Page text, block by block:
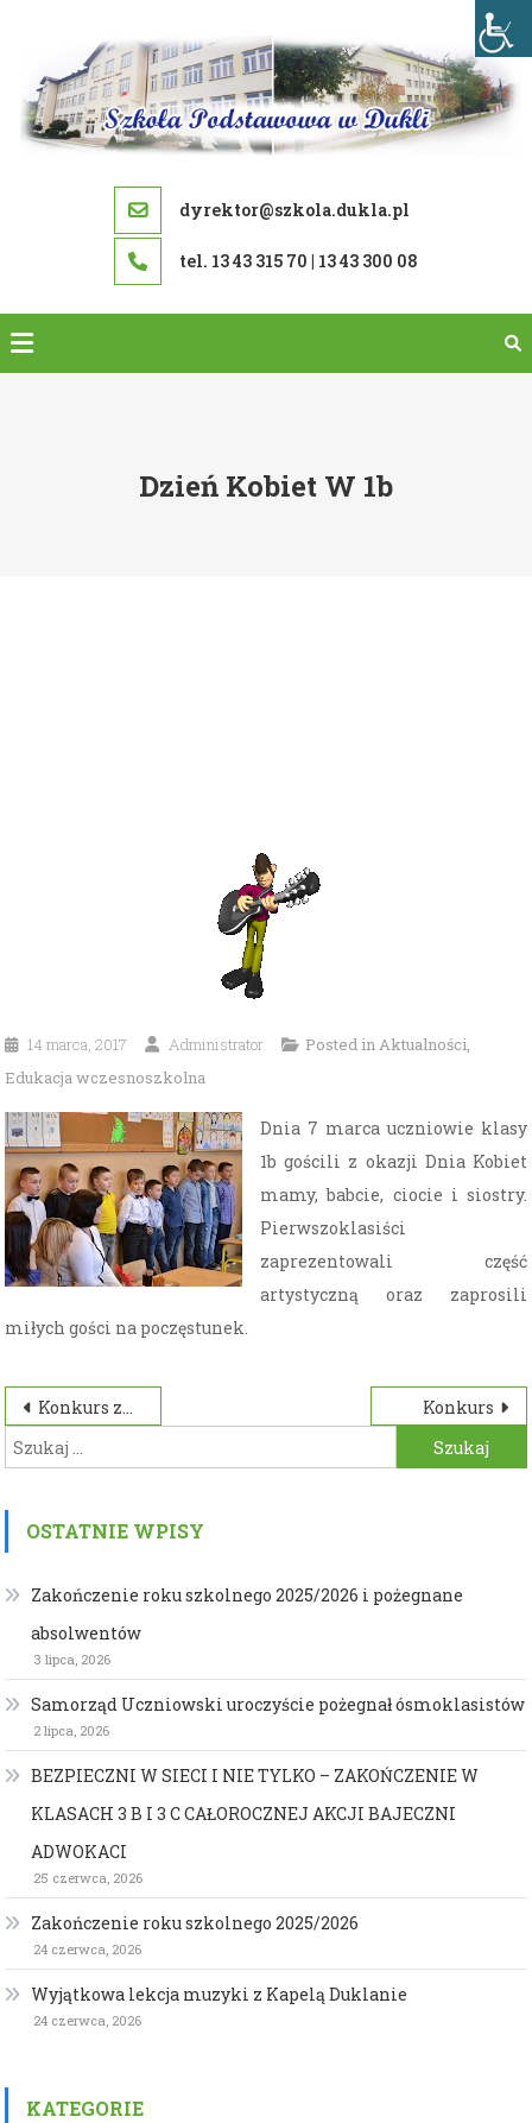
content
dyrektor@szkola.dukla.pl
tel. 13 43 315 70 | 13 43 300 08
Dzień Kobiet W 1b
14 marca, 2017 Administrator Posted inAktualności,
Edukacja wczesnoszkolna
Dnia 7 marca uczniowie klasy
1b gościli z okazji Dnia Kobiet
mamy, babcie, ciocie i siostry.
Pierwszoklasiści
zaprezentowali część
artystyczną oraz zaprosili
miłych gości na poczęstunek.
Nawigacja
wpisu
Konkurs ze znajomości lektury
Konkurs
Szukaj:
OSTATNIE WPISY
Zakończenie roku szkolnego 2025/2026 i pożegnane
absolwentów
3 lipca, 2026
Samorząd Uczniowski uroczyście pożegnał ósmoklasistów
2 lipca, 2026
BEZPIECZNI W SIECI I NIE TYLKO – ZAKOŃCZENIE W
KLASACH 3 B I 3 C CAŁOROCZNEJ AKCJI BAJECZNI
ADWOKACI
25 czerwca, 2026
Zakończenie roku szkolnego 2025/2026
24 czerwca, 2026
Wyjątkowa lekcja muzyki z Kapelą Duklanie
24 czerwca, 2026
KATEGORIE